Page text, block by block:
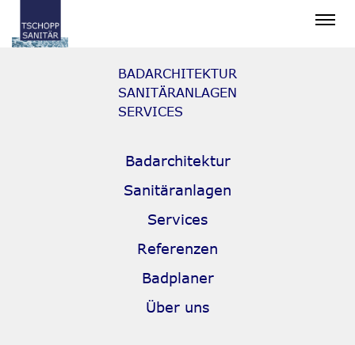
BADARCHITEKTUR
REFERENZEN
BADARCHITEKTUR
SANITÄRANLAGEN
SERVICES
Badarchitektur
Sanitäranlagen
Services
Referenzen
Badplaner
Über uns